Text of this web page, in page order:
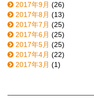
2017年9月 (26)
2017年8月 (13)
2017年7月 (25)
2017年6月 (25)
2017年5月 (25)
2017年4月 (22)
2017年3月 (1)